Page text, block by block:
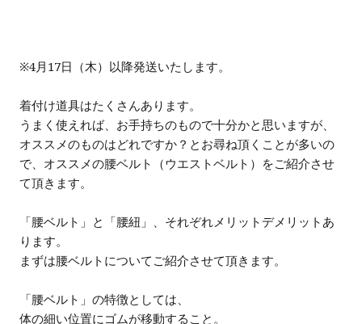
※4月17日（木）以降発送いたします。
着付け道具はたくさんあります。
うまく使えれば、お手持ちのもので十分かと思いますが、
オススメのものはどれですか？とお尋ね頂くことが多いの
で、オススメの腰ベルト（ウエストベルト）をご紹介させ
て頂きます。
「腰ベルト」と「腰紐」、それぞれメリットデメリットあ
ります。
まずは腰ベルトについてご紹介させて頂きます。
「腰ベルト」の特徴としては、
体の細い位置にゴムが移動すること。